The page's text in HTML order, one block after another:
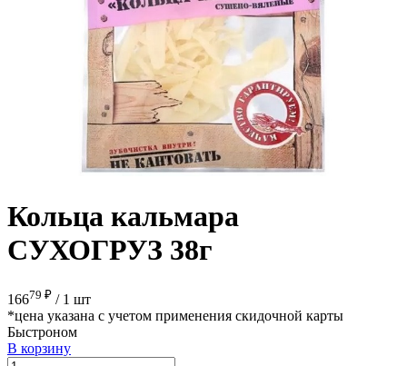
Кольца кальмара
СУХОГРУЗ 38г
16679 ₽ / 1 шт
*цена указана с учетом применения скидочной карты
Быстроном
В корзину